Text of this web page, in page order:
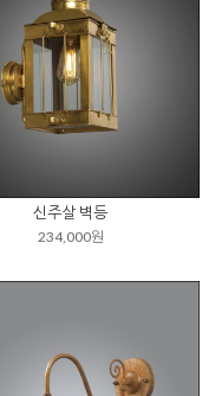
신주살 벽등
234,000원